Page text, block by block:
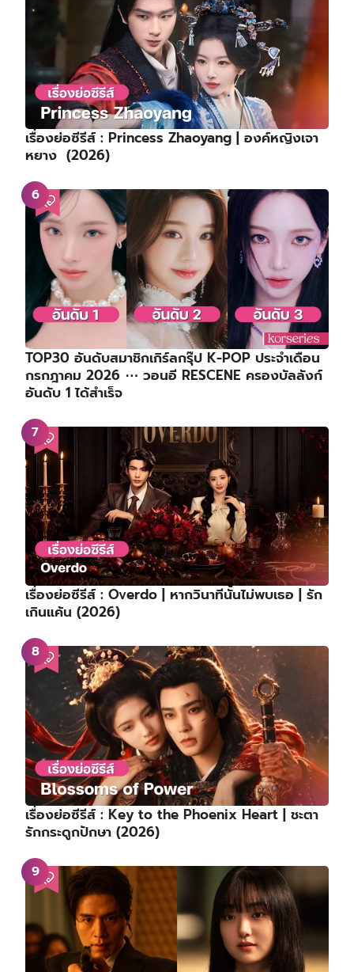
เรื่องย่อซีรีส์ : Princess Zhaoyang | องค์หญิงเจา
หยาง (2026)
TOP30 อันดับสมาชิกเกิร์ลกรุ๊ป K-POP ประจำเดือน
กรกฎาคม 2026 ⋯ วอนอี RESCENE ครองบัลลังก์
อันดับ 1 ได้สำเร็จ
เรื่องย่อซีรีส์ : Overdo | หากวินาทีนั้นไม่พบเธอ | รัก
เกินแค้น (2026)
เรื่องย่อซีรีส์ : Key to the Phoenix Heart | ชะตา
รักกระดูกปักษา (2026)